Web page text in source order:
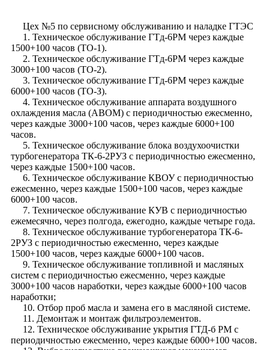
Цех №5 по сервисному обслуживанию и наладке ГТЭС
1. Техническое обслуживание ГТд-6РМ через каждые
1500+100 часов (ТО-1).
2. Техническое обслуживание ГТд-6РМ через каждые
3000+100 часов (ТО-2).
3. Техническое обслуживание ГТд-6РМ через каждые
6000+100 часов (ТО-З).
4. Техническое обслуживание аппарата воздушного
охлаждения масла (АВОМ) с периодичностью ежесменно,
через каждые 3000+100 часов, через каждые 6000+100
часов.
5. Техническое обслуживание блока воздухоочистки
турбогенератора ТК-6-2РУЗ с периодичностью ежесменно,
через каждые 1500+100 часов.
6. Техническое обслуживание КВОУ с периодичностью
ежесменно, через каждые 1500+100 часов, через каждые
6000+100 часов.
7. Техническое обслуживание КУВ с периодичностью
ежемесячно, через полгода, ежегодно, каждые четыре года.
8. Техническое обслуживание турбогенератора ТК-6-
2РУЗ с периодичностью ежесменно, через каждые
1500+100 часов, через каждые 6000+100 часов.
9. Техническое обслуживание топливной и масляных
систем с периодичностью ежесменно, через каждые
3000+100 часов наработки, через каждые 6000+100 часов
наработки;
10. Отбор проб масла и замена его в масляной системе.
11. Демонтаж и монтаж фильтроэлементов.
12. Техническое обслуживание укрытия ГТД-б РМ с
периодичностью ежесменно, через каждые 6000+100 часов.